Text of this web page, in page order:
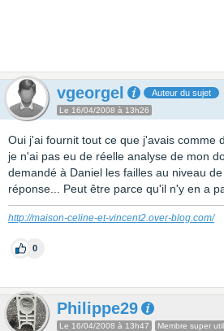
vgeorgel Auteur du sujet
Le 16/04/2008 à 13h26
Oui j'ai fournit tout ce que j'avais comme
je n'ai pas eu de réelle analyse de mon
demandé à Daniel les failles au niveau
réponse... Peut être parce qu'il n'y en a
http://maison-celine-et-vincent2.over-blog.com/
0
Philippe29
Le 16/04/2008 à 13h47 Membre super